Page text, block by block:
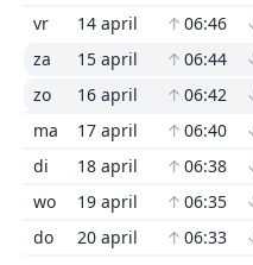
vr
14 april ↑ 06:46
za
15 april ↑ 06:44
zo
16 april ↑ 06:42
ma
17 april ↑ 06:40
di
18 april ↑ 06:38
wo
19 april ↑ 06:35
do
20 april ↑ 06:33